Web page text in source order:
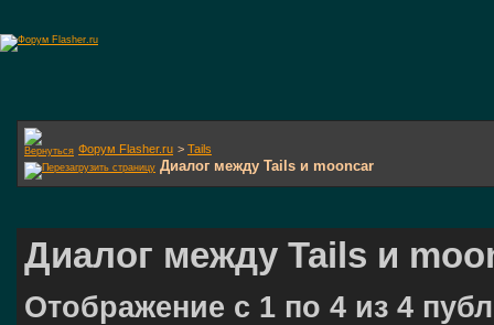
Форум Flasher.ru > Tails
Диалог между Tails и mooncar
Диалог между Tails и
Отображение с 1 по 4 из 4